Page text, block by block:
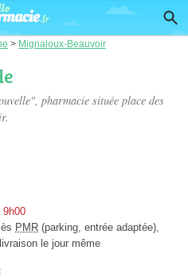
> Mignaloux-Beauvoir
pharmacie située place des
9h00
PMR (parking, entrée adaptée),
livraison le jour même